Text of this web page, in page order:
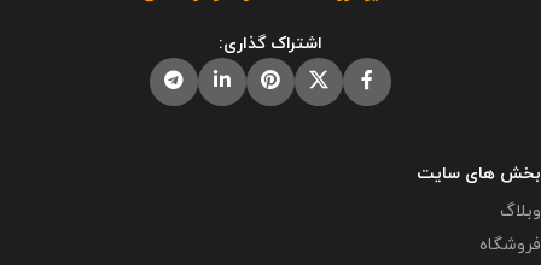
پرورشی می باشد و در صورت
مشاهده مشابه آن در سایت های
دیگر بدون اجازه ما در حال استفاده
دیگر بدون اجازه ما در حال استفاده
هستند و مورد رضایت ما نمی باشد .
حجم فایل : 5 مگابایت
اشتراک گذاری:
بخش های سایت
وبلاگ
فروشگاه